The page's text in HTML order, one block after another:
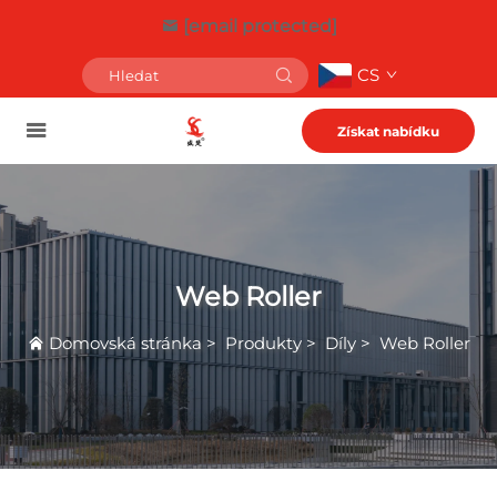
[email protected]
CS
Získat nabídku
Web Roller
Domovská stránka > Produkty> Díly> Web Roller